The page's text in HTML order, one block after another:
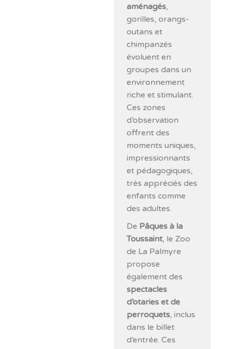
aménagés,
gorilles, orangs-
outans et
chimpanzés
évoluent en
groupes dans un
environnement
riche et stimulant.
Ces zones
d’observation
offrent des
moments uniques,
impressionnants
et pédagogiques,
très appréciés des
enfants comme
des adultes.
De Pâques à la
Toussaint, le Zoo
de La Palmyre
propose
également des
spectacles
d’otaries et de
perroquets, inclus
dans le billet
d’entrée. Ces